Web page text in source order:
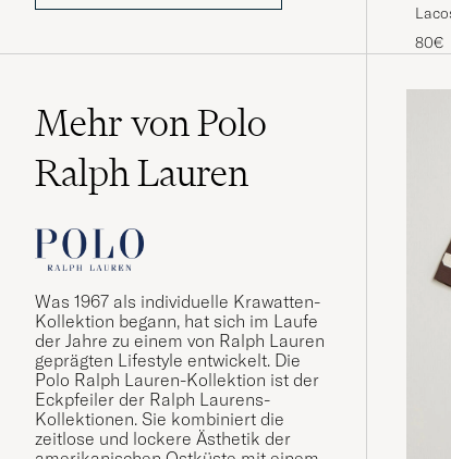
80€
Mehr von Polo
Ralph Lauren
Was 1967 als individuelle Krawatten-
Kollektion begann, hat sich im Laufe
der Jahre zu einem von Ralph Lauren
geprägten Lifestyle entwickelt. Die
Polo Ralph Lauren-Kollektion ist der
Eckpfeiler der Ralph Laurens-
Kollektionen. Sie kombiniert die
zeitlose und lockere Ästhetik der